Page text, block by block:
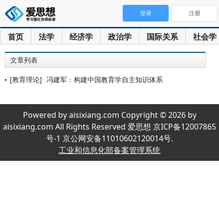
首页 法学 经济学 政治学 国际关系 社会学
登录 注册
文章列表
[教育理论] 冯建军：构建中国教育学自主知识体系
Powered by aisixiang.com Copyright © 2026 by
aisixiang.com All Rights Reserved 爱思想 京ICP备12007865
号-1 京公网安备11010602120014号.
工业和信息化部备案管理系统